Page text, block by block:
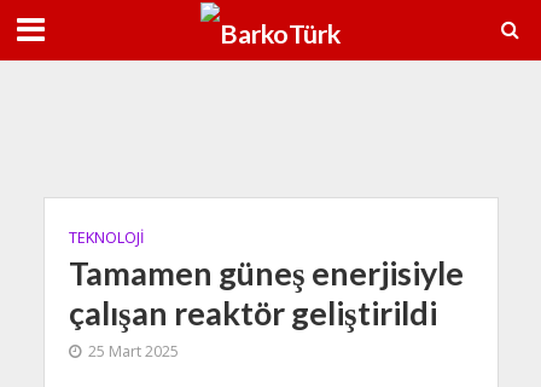
38°C 9 Ağu
TEKNOLOJİ
Tamamen güneş enerjisiyle
çalışan reaktör geliştirildi
25 Mart 2025